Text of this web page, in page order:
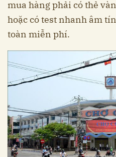
mua hàng phải có thẻ
hoặc có test nhanh âm
toàn miễn phí.